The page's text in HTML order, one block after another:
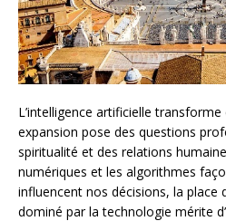
L’intelligence artificielle
expansion pose des questions
spiritualité et des relations
numériques et les algorithmes
influencent nos décisions, la place
dominé par la technologie mérite